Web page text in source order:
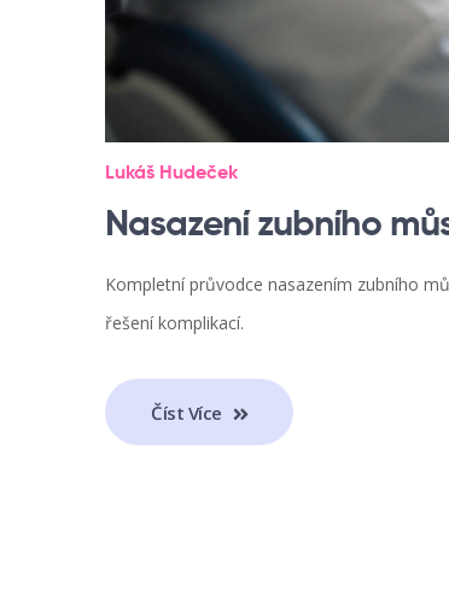
Lukáš Hudeček
Nasazení zubního
Kompletní průvodce nasazením zubního
řešení komplikací.
Číst Více